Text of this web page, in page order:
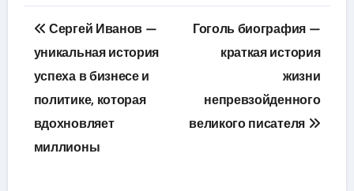
Навигация
по
записям
Сергей Иванов —
уникальная история
успеха в бизнесе и
политике, которая
вдохновляет
миллионы
Гоголь биография —
краткая история
жизни
непревзойденного
великого писателя